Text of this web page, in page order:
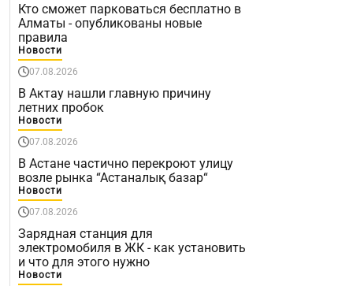
Кто сможет парковаться бесплатно в
Алматы - опубликованы новые
правила
Новости
07.08.2026
В Актау нашли главную причину
летних пробок
Новости
07.08.2026
В Астане частично перекроют улицу
возле рынка “Астаналық базар“
Новости
07.08.2026
Зарядная станция для
электромобиля в ЖК - как установить
и что для этого нужно
Новости